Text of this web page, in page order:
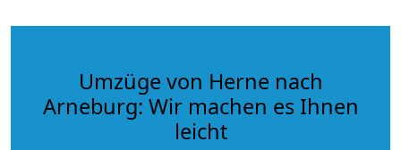
Umzüge von Herne nach
Arneburg: Wir machen es Ihnen
leicht